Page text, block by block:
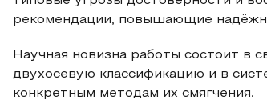
рекомендации, повышающие
Научная новизна работы состоит в
двухосевую классификацию и в
конкретным методам их смягчения.